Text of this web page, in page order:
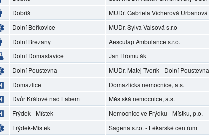
Dobříš
MUDr. Gabriela Vicherová Urbanová
Dolní Beřkovice
MUDr. Sylva Valsová s.r.o
Dolní Břežany
Aesculap Ambulance s.r.o.
Dolní Domaslavice
Jan Hromulák
Dolní Poustevna
MUDr. Matej Tvorík - Dolní Poustevna
Domažlice
Domažlická nemocnice, a.s.
Dvůr Králové nad Labem
Městská nemocnice, a.s.
Frýdek - Místek
Nemocnice ve Frýdku - Místku, p.o.
Frýdek-Místek
Sagena s.r.o. - Lékařské centrum